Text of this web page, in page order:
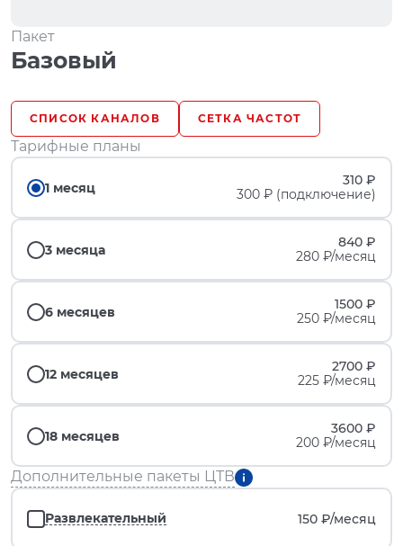
Пакет
Базовый
СПИСОК КАНАЛОВ СЕТКА ЧАСТОТ
Тарифные планы
1 месяц
310 ₽
300 ₽ (подключение)
3 месяца
840 ₽
280 ₽/месяц
6 месяцев
1500 ₽
250 ₽/месяц
12 месяцев
2700 ₽
225 ₽/месяц
18 месяцев
3600 ₽
200 ₽/месяц
Дополнительные пакеты ЦТВ
Развлекательный 150 ₽/месяц